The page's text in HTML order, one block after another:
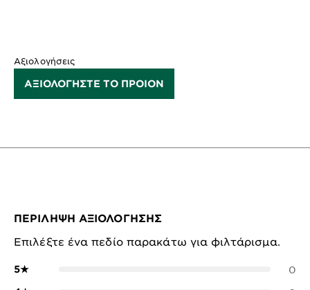
Αξιολογήσεις
ΑΞΙΟΛΟΓΗΣΤΕ ΤΟ ΠΡΟΙΟΝ
ΠΕΡΊΛΗΨΗ ΑΞΙΟΛΌΓΗΣΗΣ
Επιλέξτε ένα πεδίο παρακάτω για φιλτάρισμα.
5★ 0